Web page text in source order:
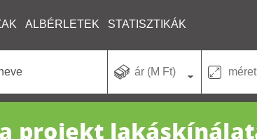
ALBÉRLETEK STATISZTIKÁK
ár (M Ft) méret